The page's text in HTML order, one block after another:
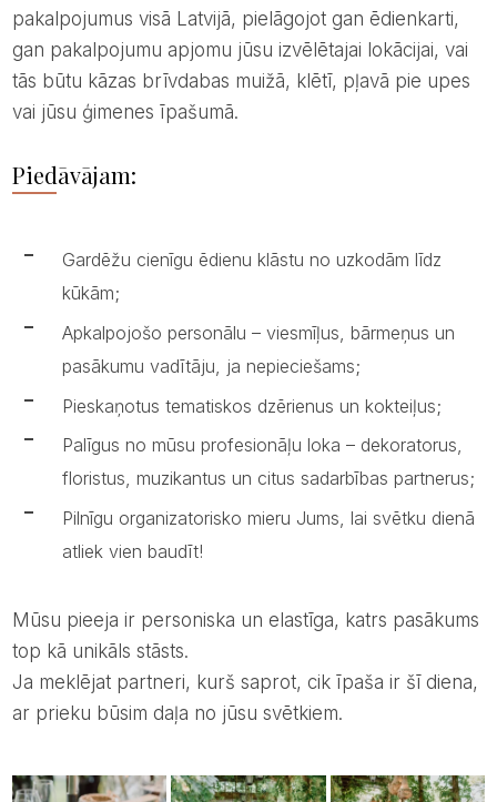
pakalpojumus visā Latvijā, pielāgojot gan ēdienkarti,
gan pakalpojumu apjomu jūsu izvēlētajai lokācijai, vai
tās būtu kāzas brīvdabas muižā, klētī, pļavā pie upes
vai jūsu ģimenes īpašumā.
Piedāvājam:
Gardēžu cienīgu ēdienu klāstu no uzkodām līdz
kūkām;
Apkalpojošo personālu – viesmīļus, bārmeņus un
pasākumu vadītāju, ja nepieciešams;
Pieskaņotus tematiskos dzērienus un kokteiļus;
Palīgus no mūsu profesionāļu loka – dekoratorus,
floristus, muzikantus un citus sadarbības partnerus;
Pilnīgu organizatorisko mieru Jums, lai svētku dienā
atliek vien baudīt!
Mūsu pieeja ir personiska un elastīga, katrs pasākums
top kā unikāls stāsts.
Ja meklējat partneri, kurš saprot, cik īpaša ir šī diena,
ar prieku būsim daļa no jūsu svētkiem.